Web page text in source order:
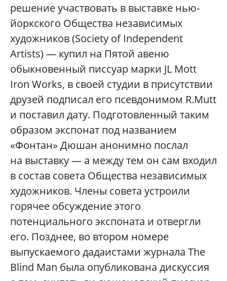
решение участвовать в выставке нью-
йоркского Общества независимых
художников (Society of Independent
Artists) — купил на Пятой авеню
обыкновенный писсуар марки JL Mott
Iron Works, в своей студии в присутствии
друзей подписал его псевдонимом R.Mutt
и поставил дату. Подготовленный таким
образом экспонат под названием
«Фонтан» Дюшан анонимно послал
на выставку — а между тем он сам входил
в состав совета Общества независимых
художников. Члены совета устроили
горячее обсуждение этого
потенциального экспоната и отвергли
его. Позднее, во втором номере
выпускаемого дадаистами журнала The
Blind Man была опубликована дискуссия